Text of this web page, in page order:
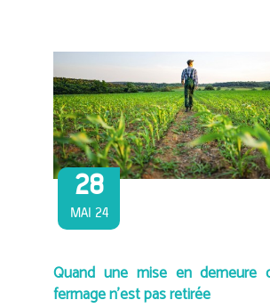
28
MAI 24
Quand une mise en demeure
fermage n’est pas retirée